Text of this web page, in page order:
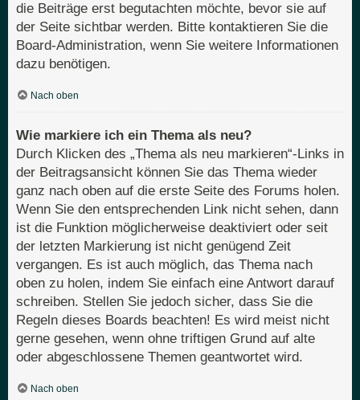
die Beiträge erst begutachten möchte, bevor sie auf
der Seite sichtbar werden. Bitte kontaktieren Sie die
Board-Administration, wenn Sie weitere Informationen
dazu benötigen.
Nach oben
Wie markiere ich ein Thema als neu?
Durch Klicken des „Thema als neu markieren“-Links in
der Beitragsansicht können Sie das Thema wieder
ganz nach oben auf die erste Seite des Forums holen.
Wenn Sie den entsprechenden Link nicht sehen, dann
ist die Funktion möglicherweise deaktiviert oder seit
der letzten Markierung ist nicht genügend Zeit
vergangen. Es ist auch möglich, das Thema nach
oben zu holen, indem Sie einfach eine Antwort darauf
schreiben. Stellen Sie jedoch sicher, dass Sie die
Regeln dieses Boards beachten! Es wird meist nicht
gerne gesehen, wenn ohne triftigen Grund auf alte
oder abgeschlossene Themen geantwortet wird.
Nach oben